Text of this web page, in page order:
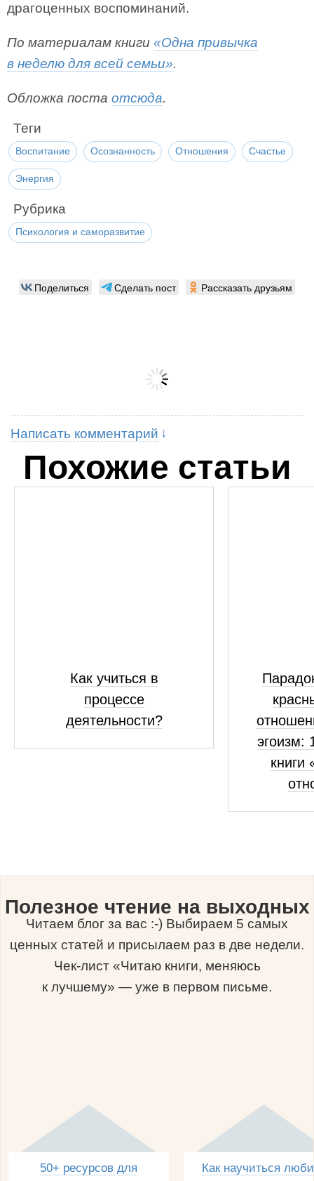
драгоценных воспоминаний.
По материалам книги «Одна привычка
в неделю для всей семьи».
Обложка поста отсюда.
Теги
Воспитание Осознанность Отношения Счастье
Энергия
Рубрика
Психология и саморазвитие
Поделиться Сделать пост Рассказать друзьям
Написать комментарий
Похожие статьи
Как учиться в
процессе
деятельности?
эгоизм:
книги
Полезное чтение на выходных
Читаем блог за вас :-) Выбираем 5 самых
ценных статей и присылаем раз в две недели.
Чек-лист «Читаю книги, меняюсь
к лучшему» — уже в первом письме.
50+ ресурсов для
Как научиться